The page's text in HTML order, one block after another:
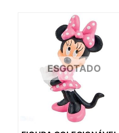
ESGOTADO